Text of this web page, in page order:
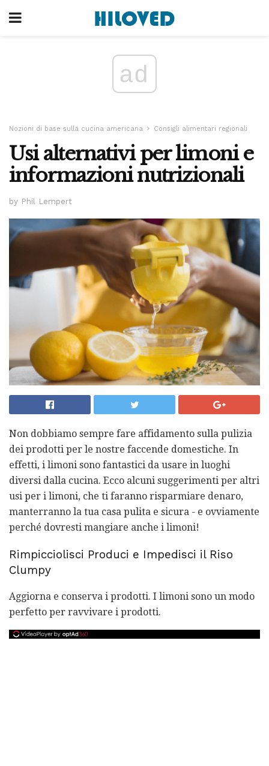
ad
Nozioni di base sulla cucina americana Consigli alimentari regionali
Usi alternativi per limoni e
informazioni nutrizionali
by Phil Lempert
Non dobbiamo sempre fare affidamento sulla pulizia
dei prodotti per le nostre faccende domestiche. In
effetti, i limoni sono fantastici da usare in luoghi
diversi dalla cucina. Ecco alcuni suggerimenti per altri
usi per i limoni, che ti faranno risparmiare denaro,
manterranno la tua casa pulita e sicura - e ovviamente
perché dovresti mangiare anche i limoni!
Rimpicciolisci Produci e Impedisci il Riso
Clumpy
Aggiorna e conserva i prodotti. I limoni sono un modo
perfetto per ravvivare i prodotti.